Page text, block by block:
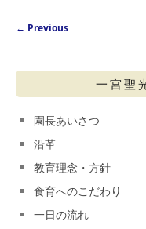
Post navigation
← Previous
一宮聖
園長あいさつ
沿革
教育理念・方針
食育へのこだわり
一日の流れ